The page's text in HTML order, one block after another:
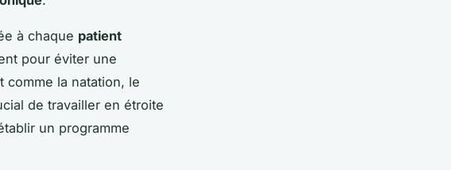
à chaque patient
pour éviter une
comme la natation, le
de travailler en étroite
un programme